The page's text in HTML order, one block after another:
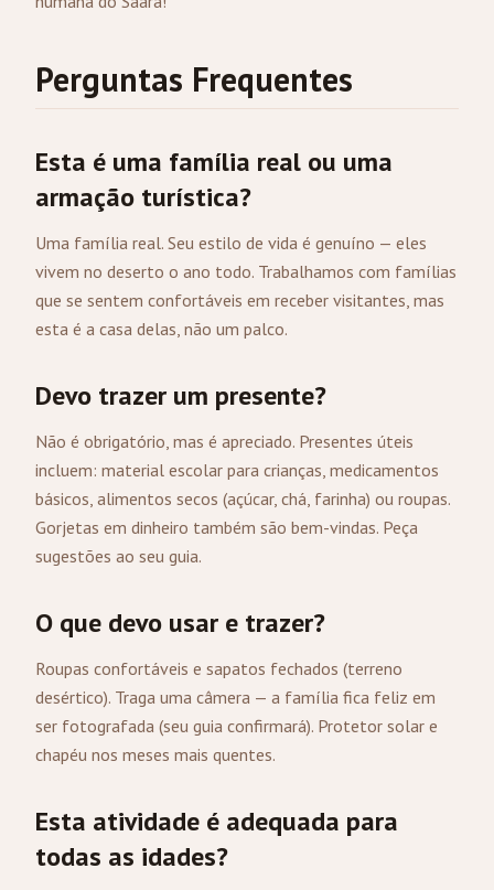
Perguntas Frequentes
Esta é uma família real ou uma
armação turística?
Uma família real. Seu estilo de vida é genuíno — eles
vivem no deserto o ano todo. Trabalhamos com famílias
que se sentem confortáveis em receber visitantes, mas
esta é a casa delas, não um palco.
Devo trazer um presente?
Não é obrigatório, mas é apreciado. Presentes úteis
incluem: material escolar para crianças, medicamentos
básicos, alimentos secos (açúcar, chá, farinha) ou roupas.
Gorjetas em dinheiro também são bem-vindas. Peça
sugestões ao seu guia.
O que devo usar e trazer?
Roupas confortáveis e sapatos fechados (terreno
desértico). Traga uma câmera — a família fica feliz em
ser fotografada (seu guia confirmará). Protetor solar e
chapéu nos meses mais quentes.
Esta atividade é adequada para
todas as idades?